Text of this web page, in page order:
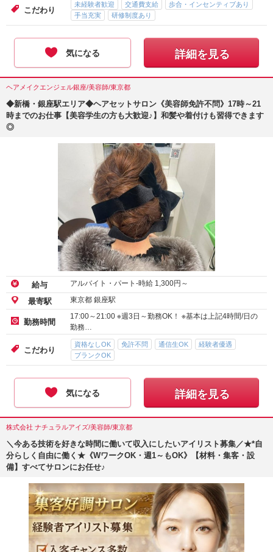
こだわり
未経験者歓迎 交通費支給
歩合・インセンティブあり
手当充実
研修制度あり
気になる 詳細を見る
ヘアメイクエンジェル銀座/美容師/東京都
◆新橋・銀座駅エリア◆ヘアセットサロン《美容師免許不問》17時～21
時までのお仕事【美容学生の方も大歓迎♪】和髪や着付けも習得できます
◎
給与 アルバイト・パート-時給 1,300円～
最寄駅 東京都 銀座駅
勤務時間
17:00～21:00 ※週3日～勤務OK！ ※基本は上記4時間/日の
勤務…
こだわり
資格なしOK 免許不問 通信生OK
経験者優遇
ブランクOK
気になる 詳細を見る
株式会社 ナチュラルアイズ/美容師/東京都
＼今ある技術を好きな時間に働いて収入にしたいアイリスト募集／★*自
分らしく自由に働く★《WワークOK・週1～もOK》【材料・集客・設
備】すべてサロンにお任せ♪